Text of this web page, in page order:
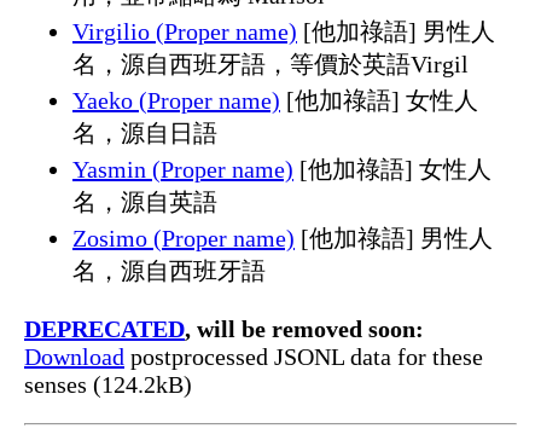
Virgilio (Proper name) [他加祿語] 男性人
名，源自西班牙語，等價於英語Virgil
Yaeko (Proper name) [他加祿語] 女性人
名，源自日語
Yasmin (Proper name) [他加祿語] 女性人
名，源自英語
Zosimo (Proper name) [他加祿語] 男性人
名，源自西班牙語
DEPRECATED, will be removed soon:
Download postprocessed JSONL data for these
senses (124.2kB)